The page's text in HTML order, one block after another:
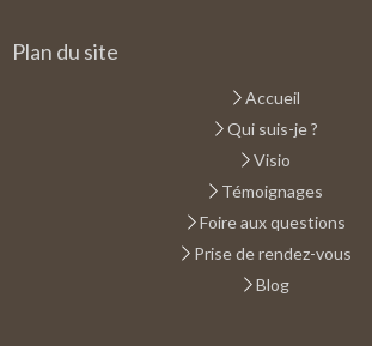
Plan du site
Accueil
Qui suis-je ?
Visio
Témoignages
Foire aux questions
Prise de rendez-vous
Blog